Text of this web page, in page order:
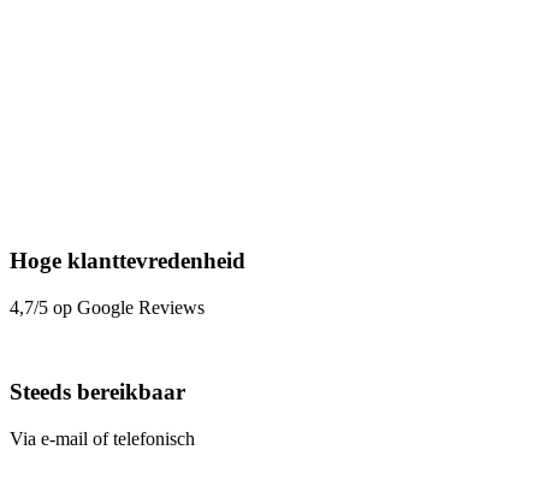
Hoge klanttevredenheid
4,7/5 op Google Reviews
Steeds bereikbaar
Via e-mail of telefonisch